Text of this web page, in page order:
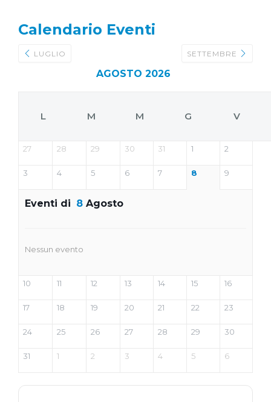
Calendario Eventi
LUGLIO
AGOSTO 2026
SETTEMBRE
L M M G V
27 28 29 30 31 1 2
3 4 5 6 7 8 9
Eventi di 8 Agosto
Nessun evento
10 11 12 13 14 15 16
17 18 19 20 21 22 23
24 25 26 27 28 29 30
31 1 2 3 4 5 6